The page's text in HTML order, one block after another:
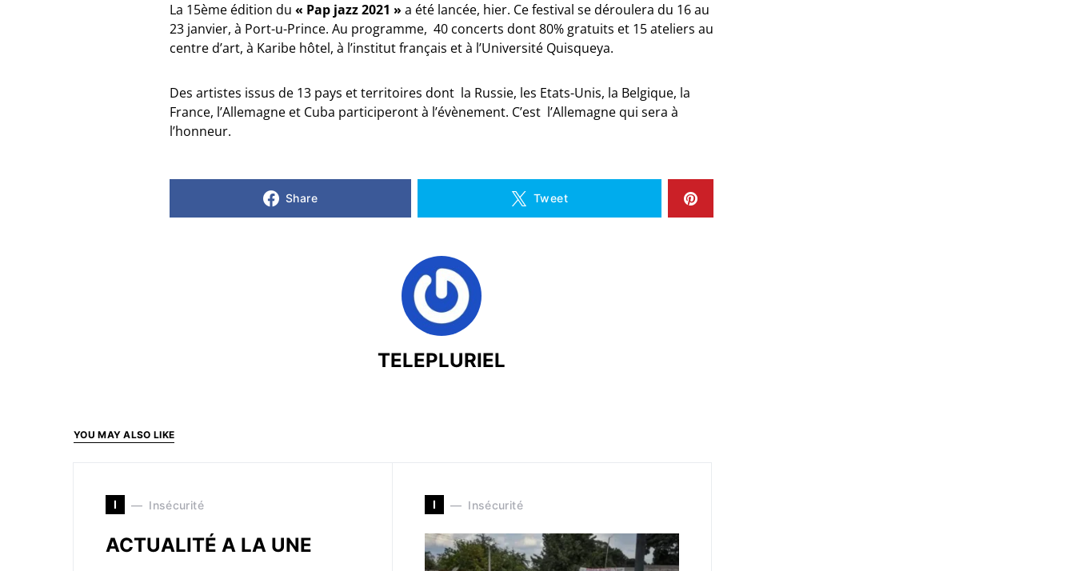
La 15ème édition du « Pap jazz 2021 » a été lancée, hier. Ce festival se déroulera du 16 au
23 janvier, à Port-u-Prince. Au programme, 40 concerts dont 80% gratuits et 15 ateliers au
centre d’art, à Karibe hôtel, à l’institut français et à l’Université Quisqueya.
Des artistes issus de 13 pays et territoires dont la Russie, les Etats-Unis, la Belgique, la
France, l’Allemagne et Cuba participeront à l’évènement. C’est l’Allemagne qui sera à
l’honneur.
Share Tweet
TELEPLURIEL
YOU MAY ALSO LIKE
I Insécurité
ACTUALITÉ A LA UNE
I Insécurité